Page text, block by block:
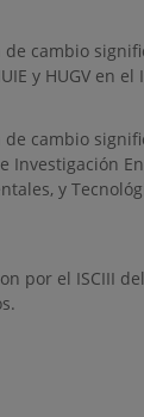
de cambio
y HUGV en el
de cambio
Investigación
y
por el ISCIII